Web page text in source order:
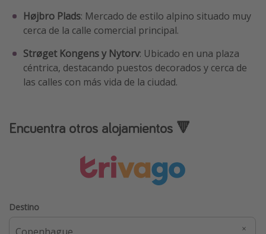
Højbro Plads: Mercado de estilo alpino situado muy
cerca de la calle comercial principal.
Strøget Kongens y Nytorv: Ubicado en una plaza
céntrica, destacando puestos decorados y cerca de
las calles con más vida de la ciudad.
Encuentra otros alojamientos 🔻
Destino